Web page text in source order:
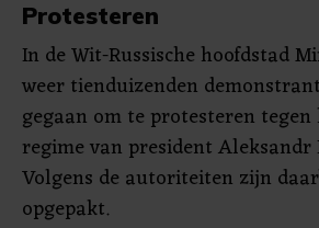
Protesteren
In de Wit-Russische hoofdstad
weer tienduizenden
gegaan om te protesteren
regime van president Aleksandr
Volgens de autoriteiten zijn
opgepakt.